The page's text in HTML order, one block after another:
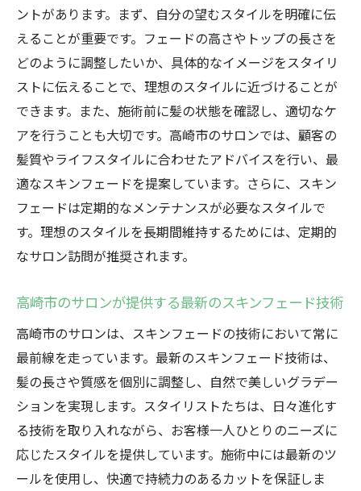
ントがあります。まず、自分の望むスタイルを明確に伝
えることが重要です。フェードの高さやトップの長さを
どのように調整したいか、具体的なイメージをスタイリ
ストに伝えることで、理想のスタイルに近づけることが
できます。また、施術前に髪の状態を確認し、適切なケ
アを行うことも大切です。高崎市のサロンでは、顧客の
髪質やライフスタイルに合わせたアドバイスを行い、最
適なスキンフェードを提案しています。さらに、スキン
フェードは定期的なメンテナンスが必要なスタイルで
す。理想のスタイルを長期間維持するためには、定期的
なサロン訪問が推奨されます。
高崎市のサロンが提供する最新のスキンフェード技術
高崎市のサロンは、スキンフェードの技術において常に
最前線を走っています。最新のスキンフェード技術は、
髪の長さや質感を個別に調整し、自然で美しいグラデー
ションを実現します。スタイリストたちは、日々進化す
る技術を取り入れながら、お客様一人ひとりのニーズに
応じたスタイルを提供しています。施術中には最新のツ
ールを使用し、快適で持続力のあるカットを保証しま